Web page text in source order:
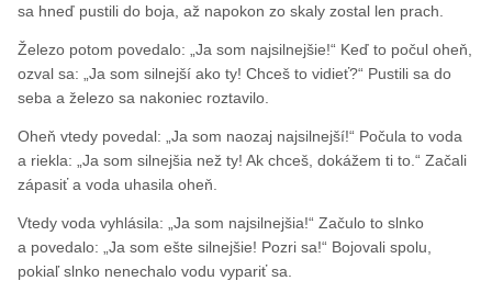
sa hneď pustili do boja, až napokon zo skaly zostal len prach.
Železo potom povedalo: „Ja som najsilnejšie!“ Keď to počul oheň,
ozval sa: „Ja som silnejší ako ty! Chceš to vidieť?“ Pustili sa do
seba a železo sa nakoniec roztavilo.
Oheň vtedy povedal: „Ja som naozaj najsilnejší!“ Počula to voda
a riekla: „Ja som silnejšia než ty! Ak chceš, dokážem ti to.“ Začali
zápasiť a voda uhasila oheň.
Vtedy voda vyhlásila: „Ja som najsilnejšia!“ Začulo to slnko
a povedalo: „Ja som ešte silnejšie! Pozri sa!“ Bojovali spolu,
pokiaľ slnko nenechalo vodu vypariť sa.